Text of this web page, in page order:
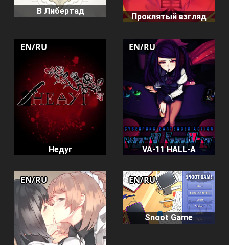
В Либертад
Проклятый взгляд
Недуг
EN/RU
VA-11 HALL-A
EN/RU
EN/RU
Snoot Game
EN/RU